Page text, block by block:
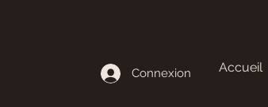
Connexion Accueil